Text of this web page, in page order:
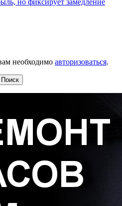
необходимо авторизоваться.